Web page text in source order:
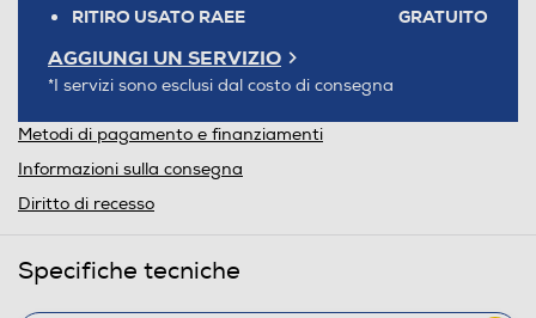
RITIRO USATO RAEE GRATUITO
AGGIUNGI UN SERVIZIO
*I servizi sono esclusi dal costo di consegna
Metodi di pagamento e finanziamenti
Informazioni sulla consegna
Diritto di recesso
Specifiche tecniche